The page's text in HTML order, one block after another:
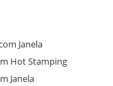
Janela
Hot Stamping
Janela